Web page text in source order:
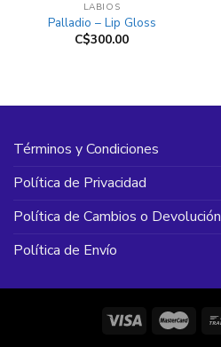
LABIOS
Palladio – Lip Gloss
C$300.00
Términos y Condiciones
Política de Privacidad
Política de Cambios o Devolución
Política de Envío